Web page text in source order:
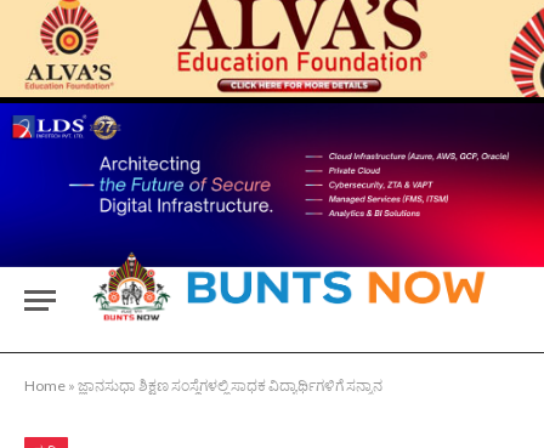
Home » ಜ್ಞಾನಸುಧಾ ಶಿಕ್ಷಣ ಸಂಸ್ಥೆಗಳಲ್ಲಿ ಸಾಧಕ ವಿದ್ಯಾರ್ಥಿಗಳಿಗೆ ಸನ್ಮಾನ